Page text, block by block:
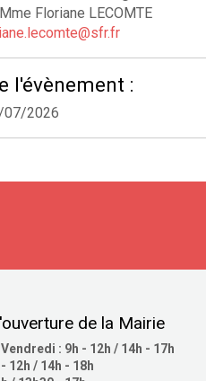
Floriane LECOMTE
l'évènement :
07/2026
de la Mairie
: 9h - 12h / 14h - 17h
12h / 14h - 18h